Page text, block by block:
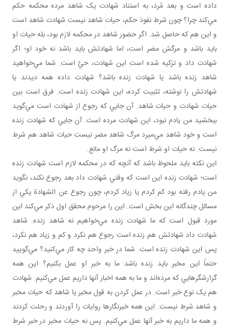
داده است و بعد مُرد، به استناد شهادت يک شاهد مرده محکمه حکم
مي‌کند چرا؟ چون شرط نفوذ حکم، حيات شاهد نيست شهادت شاهد است
و اين هم که حاصل شد. اگر حضور شاهد در محکمه لازم بود، بله حيات او
بايد باشد و مرگش مضر است، اما شهادتش بايد باشد نه خود او؛ اگر
شهادت داد و تزکيه شده است اين شهادت، حيّ است. شما مي‌خواهيد
شاهد زنده باشد يا شهادت زنده باشد؟ شهادت داده همه ديدند يا
شهادتش را نوشته، تثبيت کرده، اين شهادت زنده است. فرق است بين
حيات شهادت و حيات شاهد. آن جايي که رجوع از شهادت است مي‌گويد
ببخشيد من يادم نبود، اين شهادت مرده است. آن جايي که شهادت زنده
است و خود شاهد مي‌ميرد مرگ شاهد مضر نيست حيات شاهد هم شرط
نيست. نه حيات او شرط است نه مرگ او مانع.
اين نکته بايد ملحوظ باشد که آنچه که در محکمه لازم است شهادت زنده
است؛ شهادت زنده اين است که وقتي شهادت داد بعد رجوع نکند، نگويد
من يادم رفته بود کم کردم يا زياد کردم، چون رجوع عن الشهادة يکي از
مسائل چندگانه اين بخش است. اين را مرحوم محقق اول ذکر مي‌کند اين
مورد قبول است که ما شهادت زنده مي‌خواهيم نه شاهد زنده. شاهد
شهادت داد شهادتش هم زنده است رجوع هم نکرد و کم و زياد هم نکرد،
پس اين شهادت زنده است. شما در خبر واحد چه کار مي‌کنيد؟ مي‌گوييد
حتماً اين مخبر بايد زنده باشد ما به خبر او عمل بکنيم؟ اين همه
گزارشگرهايي که مرده‌اند و ما به همه اخبار آنها داريم عمل مي‌کنيم. شهادت
هم يک نوع خبر است. در عمل کردن به قول مخبر يا شاهد که حيات مخبر
و شاهد شرط نيست. اين همه خبرنگارها روايات را آوردند و رحلت کردند
و همه ما داريم به خبر آنها عمل مي‌کنيم. پس نه حيات مخبر در خبر شرط